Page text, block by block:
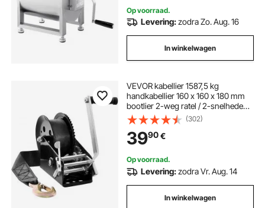
Op voorraad.
Levering:zodra Zo. Aug. 16
In winkelwagen
VEVOR kabellier 1587,5 kg
handkabellier 160 x 160 x 180 mm
bootlier 2-weg ratel / 2-snelheden
handlier met ca. 10 m polyester
band riemlier met ergonomische
handgreep handkabellier voor
voertuigen en boten
(302)
3990€
Op voorraad.
Levering:zodra Vr. Aug. 14
In winkelwagen